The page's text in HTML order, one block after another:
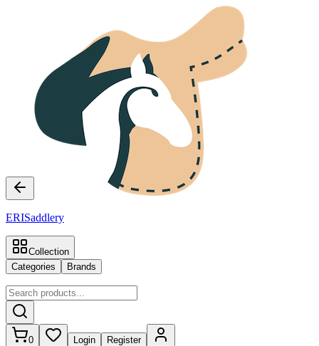
ERISaddlery
Collection
Categories
Brands
0 Login Register